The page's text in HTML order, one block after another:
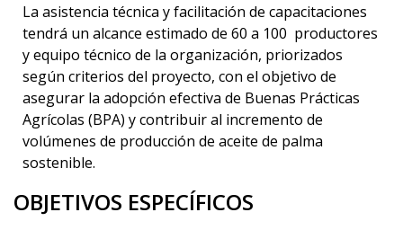
La asistencia técnica y facilitación de capacitaciones
tendrá un alcance estimado de 60 a 100 productores
y equipo técnico de la organización, priorizados
según criterios del proyecto, con el objetivo de
asegurar la adopción efectiva de Buenas Prácticas
Agrícolas (BPA) y contribuir al incremento de
volúmenes de producción de aceite de palma
sostenible.
OBJETIVOS ESPECÍFICOS